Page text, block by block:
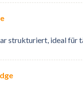
strukturiert, ideal für